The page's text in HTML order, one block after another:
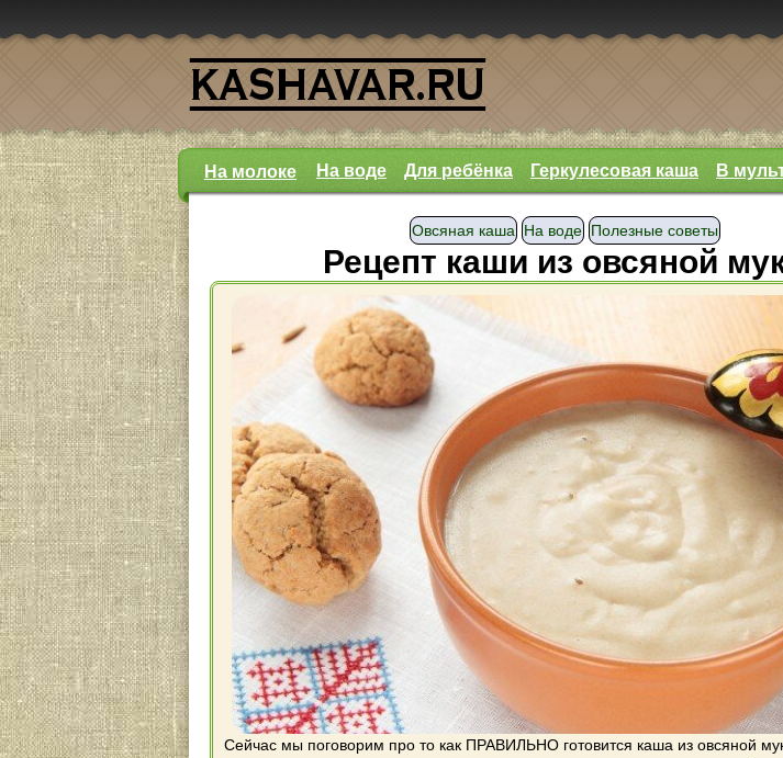
На молоке На воде Для ребёнка Геркулесовая каша В
Овсяная каша На воде Полезные советы
Рецепт каши из овсяной
Сейчас мы поговорим про то как ПРАВИЛЬНО готовится каша из овсяной